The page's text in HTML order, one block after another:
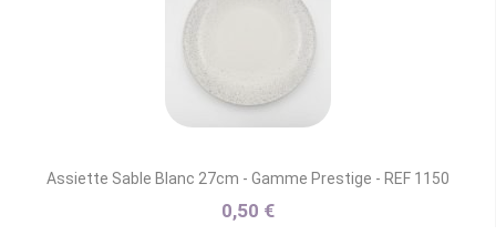
Assiette Sable Blanc 27cm - Gamme Prestige - REF 1150
0,50 €